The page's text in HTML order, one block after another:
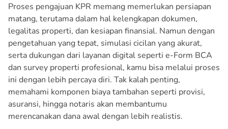
Proses pengajuan KPR memang memerlukan persiapan
matang, terutama dalam hal kelengkapan dokumen,
legalitas properti, dan kesiapan finansial. Namun dengan
pengetahuan yang tepat, simulasi cicilan yang akurat,
serta dukungan dari layanan digital seperti e-Form BCA
dan survey properti profesional, kamu bisa melalui proses
ini dengan lebih percaya diri. Tak kalah penting,
memahami komponen biaya tambahan seperti provisi,
asuransi, hingga notaris akan membantumu
merencanakan dana awal dengan lebih realistis.